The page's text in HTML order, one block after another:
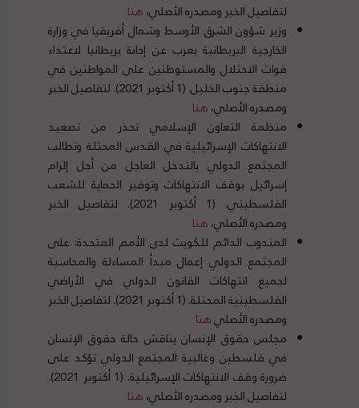
لتفاصيل الخبر ومصدره الأصلي،هنا
وزير شؤون الشرق الأوسط وشمال أفريقيا في وزارة
الخارجية البريطانية يعرب عن إدانة بريطانيا لاعتداء
قوات الاحتلال والمستوطنين على المواطنين في
منطقة جنوب الخليل. (1 أكتوبر 2021). لتفاصيل الخبر
ومصدره الأصلي،هنا
منظمة التعاون الإسلامي تحذر من تصعيد
الانتهاكات الإسرائيلية في القدس المحتلة وتطالب
المجتمع الدولي بالتدخل العاجل من أجل إلزام
إسرائيل بوقف الانتهاكات وتوفير الحماية للشعب
الفلسطيني. (1 أكتوبر 2021). لتفاصيل الخبر
ومصدره الأصلي،هنا
المندوب الدائم للكويت لدى الأمم المتحدة: على
المجتمع الدولي إعمال مبدأ المساءلة والمحاسبة
لجميع انتهاكات القانون الدولي في الأراضي
الفلسطينية المحتلة. (1 أكتوبر 2021). لتفاصيل الخبر
ومصدره الأصليهنا
مجلس حقوق الإنسان يناقش حالة حقوق الإنسان
في فلسطين وغالبية المجتمع الدولي تؤكد على
ضرورة وقف الانتهاكات الإسرائيلية. (1 أكتوبر 2021).
لتفاصيل الخبر ومصدره الأصلي،هنا